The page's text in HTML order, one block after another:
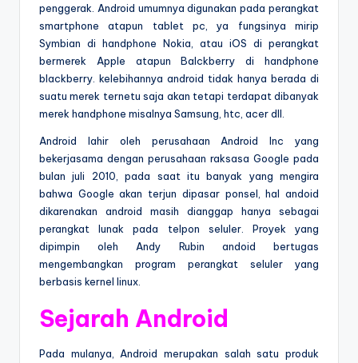
penggerak. Android umumnya digunakan pada perangkat
smartphone atapun tablet pc, ya fungsinya mirip
Symbian di handphone Nokia, atau iOS di perangkat
bermerek Apple atapun Balckberry di handphone
blackberry. kelebihannya android tidak hanya berada di
suatu merek ternetu saja akan tetapi terdapat dibanyak
merek handphone misalnya Samsung, htc, acer dll.
Android lahir oleh perusahaan Android Inc yang
bekerjasama dengan perusahaan raksasa Google pada
bulan juli 2010, pada saat itu banyak yang mengira
bahwa Google akan terjun dipasar ponsel, hal andoid
dikarenakan android masih dianggap hanya sebagai
perangkat lunak pada telpon seluler. Proyek yang
dipimpin oleh Andy Rubin andoid bertugas
mengembangkan program perangkat seluler yang
berbasis kernel linux.
Sejarah Android
Pada mulanya, Android merupakan salah satu produk